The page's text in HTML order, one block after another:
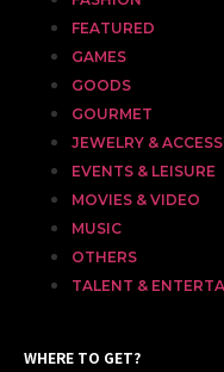
FEATURED
GAMES
GOODS
GOURMET
JEWELRY &
EVENTS & LEISURE
MOVIES & VIDEO
MUSIC
OTHERS
TALENT &
WHERE TO GET?